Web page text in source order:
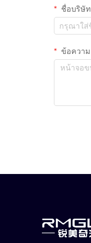
ชื่อบริษัท
ข้อความ